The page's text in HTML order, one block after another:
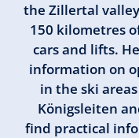
the Zillertal
150 kilometres
cars and lifts.
information on
in the ski
Königsleiten
find practical